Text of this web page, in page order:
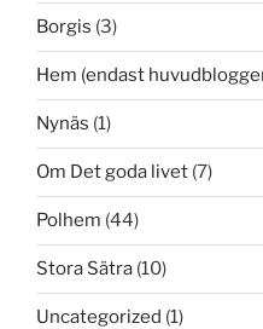
Borgis (3)
Hem (endast
Nynäs (1)
Om Det goda livet (7)
Polhem (44)
Stora Sätra (10)
Uncategorized (1)